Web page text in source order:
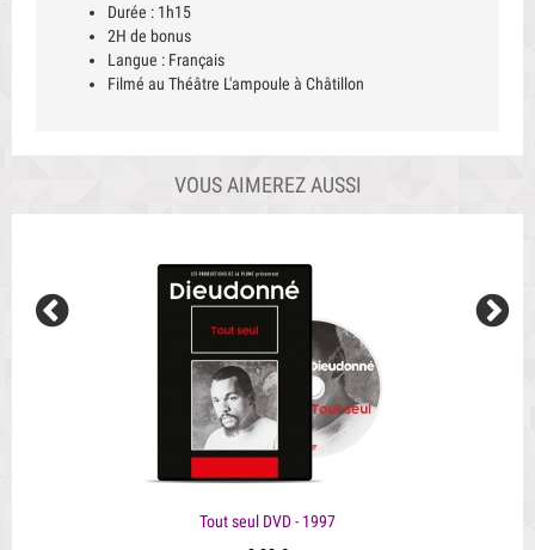
Durée : 1h15
2H de bonus
Langue : Français
Filmé au Théâtre L'ampoule à Châtillon
VOUS AIMEREZ AUSSI
Tout seul DVD - 1997